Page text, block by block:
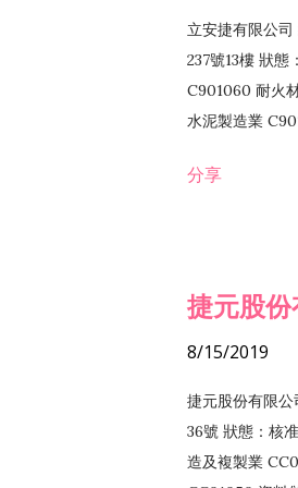
立安捷有限公
237號13樓 狀
C901060 耐火
水泥製造業
EZ99990 其他
分享
捷元股
8/15/2019
捷元股份有限公
36號 狀態：核
造及複製業